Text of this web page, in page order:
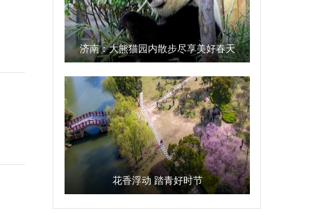
济南：大熊猫园内散步尽享美好春天
花香浮动 踏青好时节